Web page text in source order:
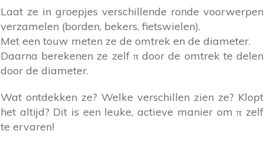
Laat ze in groepjes verschillende ronde voorwerpen
verzamelen (borden, bekers, fietswielen).
Met een touw meten ze de omtrek en de diameter.
Daarna berekenen ze zelf π door de omtrek te delen
door de diameter.
Wat ontdekken ze? Welke verschillen zien ze? Klopt
het altijd? Dit is een leuke, actieve manier om π zelf
te ervaren!